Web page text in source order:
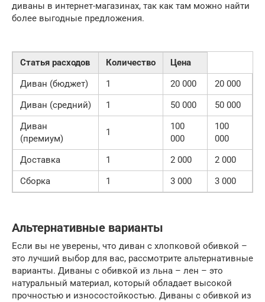
диваны в интернет-магазинах, так как там можно найти
более выгодные предложения.
Статья расходов Количество
Цена
Диван (бюджет)
1 20 000
20 000
Диван (средний)
1 50 000
50 000
Диван
(премиум)
1
100
000
100
000
Доставка
1 2 000
2 000
Сборка
1 3 000 3 000
Альтернативные варианты
Если вы не уверены, что диван с хлопковой обивкой –
это лучший выбор для вас, рассмотрите альтернативные
варианты. Диваны с обивкой из льна – лен – это
натуральный материал, который обладает высокой
прочностью и износостойкостью. Диваны с обивкой из